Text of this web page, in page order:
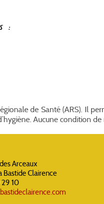
:
de Santé (ARS). Il
Aucune condition
Arceaux
Bastide Clairence
10